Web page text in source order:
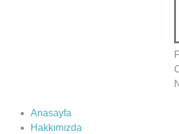
Anasayfa
Hakkımızda